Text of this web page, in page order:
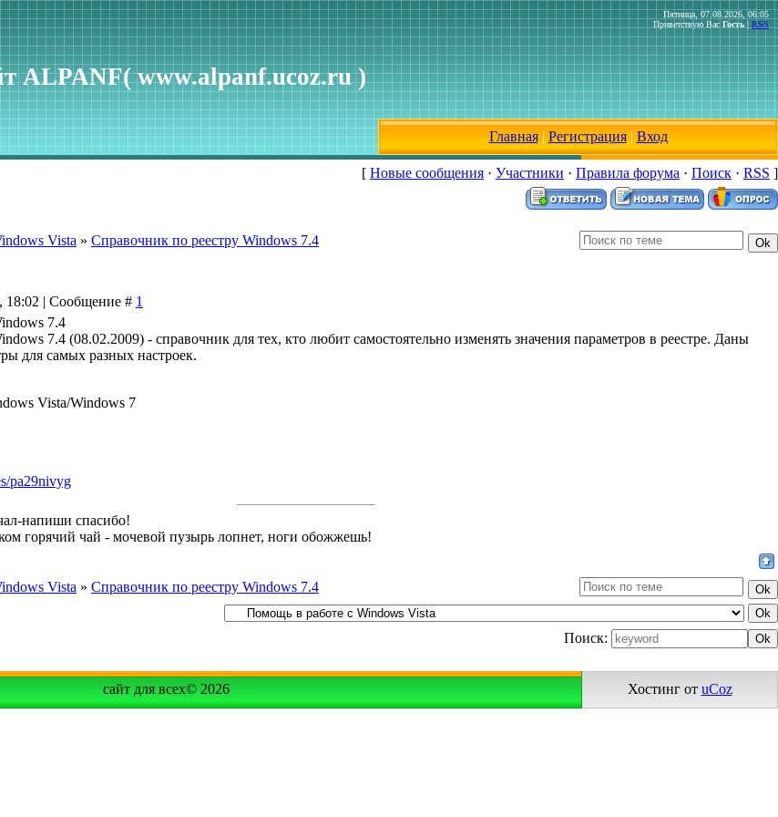
ALPANF( www.alpanf.ucoz.ru )
Пятница, 07.08.2026, 06:05
Приветствую Вас Гость | RSS
Главная| Регистрация| Вход
[ Новые сообщения · Участники · Правила форума · Поиск · RSS ]
Vista » Справочник по реестру Windows 7.4
18:02 | Сообщение # 1
7.4
7.4 (08.02.2009) - справочник для тех, кто любит самостоятельно изменять значения параметров в реестре. Даны
для самых разных настроек.
Vista/Windows 7
pa29nivyg
напиши спасибо!
горячий чай - мочевой пузырь лопнет, ноги обожжешь!
Vista » Справочник по реестру Windows 7.4
Поиск:
сайт для всех© 2026 Хостинг от uCoz